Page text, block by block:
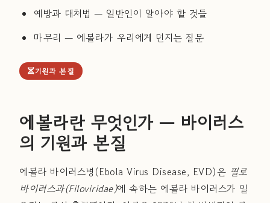
예방과 대처법 — 일반인이 알아야 할 것들
마무리 — 에볼라가 우리에게 던지는 질문
기원과 본질
에볼라란 무엇인가 — 바이러스
의 기원과 본질
에볼라 바이러스병(Ebola Virus Disease, EVD)은 필로
바이러스과(Filoviridae)에 속하는 에볼라 바이러스가 일